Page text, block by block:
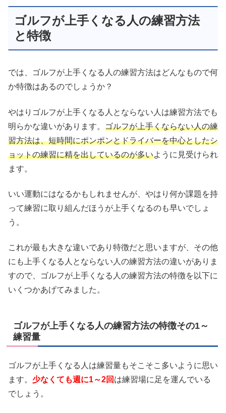
ゴルフが上手くなる人の練習方法
と特徴
では、ゴルフが上手くなる人の練習方法はどんなもので何
か特徴はあるのでしょうか？
やはりゴルフが上手くなる人とならない人は練習方法でも
明らかな違いがあります。 ゴルフが上手くならない人の練
習方法は、短時間にポンポンとドライバーを中心としたシ
ョットの練習に精を出しているのが多いように見受けられ
ます。
いい運動にはなるかもしれませんが、やはり何か課題を持
って練習に取り組んだほうが上手くなるのも早いでしょ
う。
これが最も大きな違いであり特徴だと思いますが、その他
にも上手くなる人とならない人の練習方法の違いがありま
すので、ゴルフが上手くなる人の練習方法の特徴を以下に
いくつかあげてみました。
ゴルフが上手くなる人の練習方法の特徴その1～
練習量
ゴルフが上手くなる人は練習量もそこそこ多いように思い
ます。 少なくても週に1～2回 は練習場に足を運んでいる
でしょう。